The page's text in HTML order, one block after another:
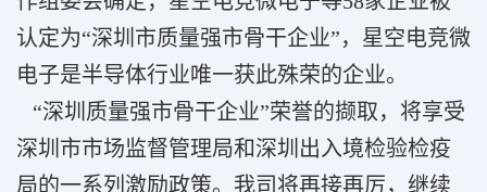
认定为“深圳市质量强市骨干企业”，星空电竞微
电子是半导体行业唯一获此殊荣的企业。
“深圳质量强市骨干企业”荣誉的撷取，将享受
深圳市市场监督管理局和深圳出入境检验检疫
局的一系列激励政策。我司将再接再厉，继续